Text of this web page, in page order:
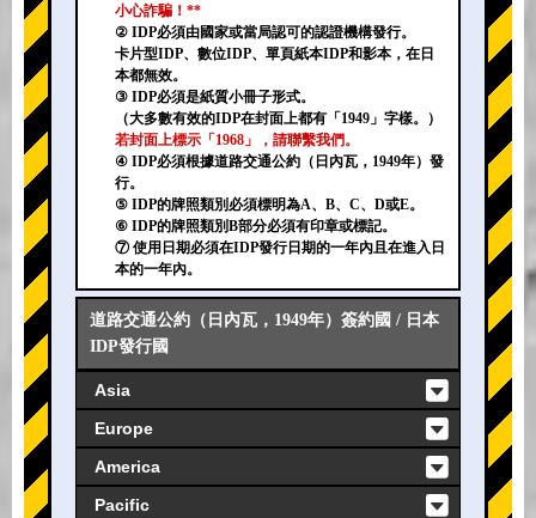
小心詐騙！**
② IDP必須由國家或當局認可的認證機構發行。
卡片型IDP、數位IDP、單頁紙本IDP和影本，在日
本都無效。
③ IDP必須是紙質小冊子形式。
（大多數有效的IDP在封面上都有「1949」字樣。）
若封面上標示「1968」，請聯繫我們。
④ IDP必須根據道路交通公約（日內瓦，1949年）發
行。
⑤ IDP的牌照類別必須標明為A、B、C、D或E。
⑥ IDP的牌照類別B部分必須有印章或標記。
⑦ 使用日期必須在IDP發行日期的一年內且在進入日
本的一年內。
道路交通公約（日內瓦，1949年）簽約國 / 日本
IDP發行國
Asia
Europe
America
Pacific